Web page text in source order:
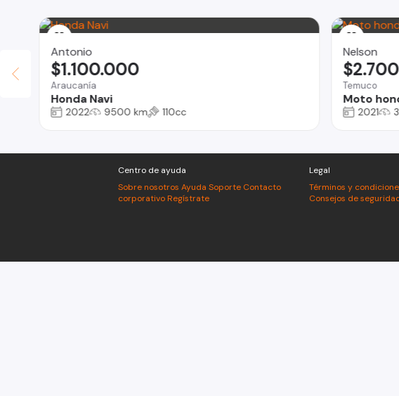
Antonio
Araucanía
Honda Navi
$1.100.000
2022 9500 km 110cc
Nelson
Temuco
Moto
2021
Centro de ayuda
Sobre nosotros Ayuda Soporte Contacto
corporativo Regístrate
Legal
Términos y
Consejos de